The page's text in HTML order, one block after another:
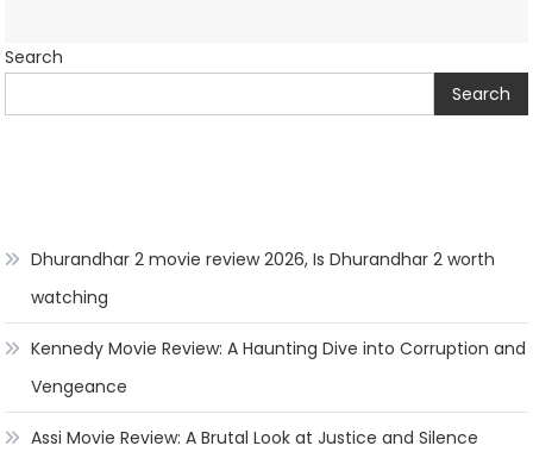
Search
Search
Dhurandhar 2 movie review 2026, Is Dhurandhar 2 worth
watching
Kennedy Movie Review: A Haunting Dive into Corruption and
Vengeance
Assi Movie Review: A Brutal Look at Justice and Silence